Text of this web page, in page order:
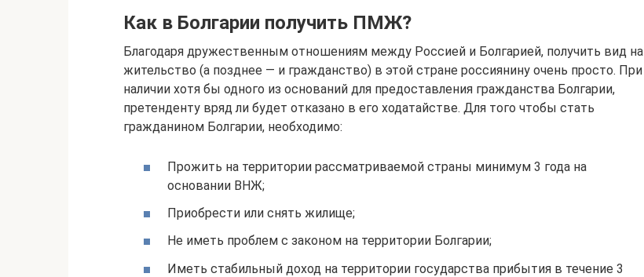
Как в Болгарии получить ПМЖ?
Благодаря дружественным отношениям между Россией и Болгарией, получить вид на
жительство (а позднее — и гражданство) в этой стране россиянину очень просто. При
наличии хотя бы одного из оснований для предоставления гражданства Болгарии,
претенденту вряд ли будет отказано в его ходатайстве. Для того чтобы стать
гражданином Болгарии, необходимо:
Прожить на территории рассматриваемой страны минимум 3 года на
основании ВНЖ;
Приобрести или снять жилище;
Не иметь проблем с законом на территории Болгарии;
Иметь стабильный доход на территории государства прибытия в течение 3